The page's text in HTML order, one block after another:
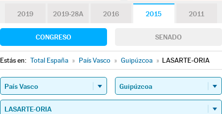
2019 2019-28A 2016 2015 2011
CONGRESO SENADO
Estás en: Total España » País Vasco » Guipúzcoa » LASARTE-ORIA